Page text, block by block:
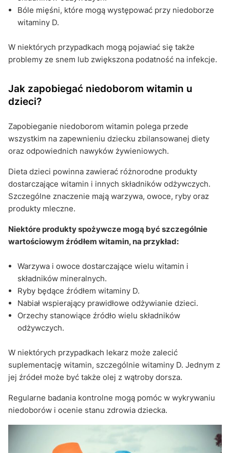
Bóle mięśni, które mogą występować przy niedoborze
witaminy D.
W niektórych przypadkach mogą pojawiać się także
problemy ze snem lub zwiększona podatność na infekcje.
Jak zapobiegać niedoborom witamin u
dzieci?
Zapobieganie niedoborom witamin polega przede
wszystkim na zapewnieniu dziecku zbilansowanej diety
oraz odpowiednich nawyków żywieniowych.
Dieta dzieci powinna zawierać różnorodne produkty
dostarczające witamin i innych składników odżywczych.
Szczególne znaczenie mają warzywa, owoce, ryby oraz
produkty mleczne.
Niektóre produkty spożywcze mogą być szczególnie
wartościowym źródłem witamin, na przykład:
Warzywa i owoce dostarczające wielu witamin i
składników mineralnych.
Ryby będące źródłem witaminy D.
Nabiał wspierający prawidłowe odżywianie dzieci.
Orzechy stanowiące źródło wielu składników
odżywczych.
W niektórych przypadkach lekarz może zalecić
suplementację witamin, szczególnie witaminy D. Jednym z
jej źródeł może być także olej z wątroby dorsza.
Regularne badania kontrolne mogą pomóc w wykrywaniu
niedoborów i ocenie stanu zdrowia dziecka.